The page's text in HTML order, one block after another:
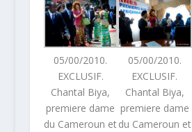
05/00/2010.
EXCLUSIF.
Chantal Biya,
premiere dame
du Cameroun et
05/00/2010.
EXCLUSIF.
Chantal Biya,
premiere dame
du Cameroun et